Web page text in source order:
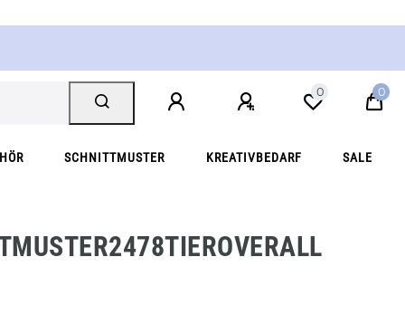
0 0
SCHNITTMUSTER KREATIVBEDARF SALE